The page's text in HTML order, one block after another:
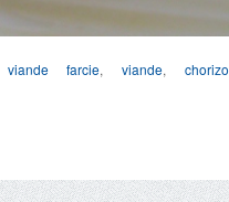
viande farcie,viande,chorizo